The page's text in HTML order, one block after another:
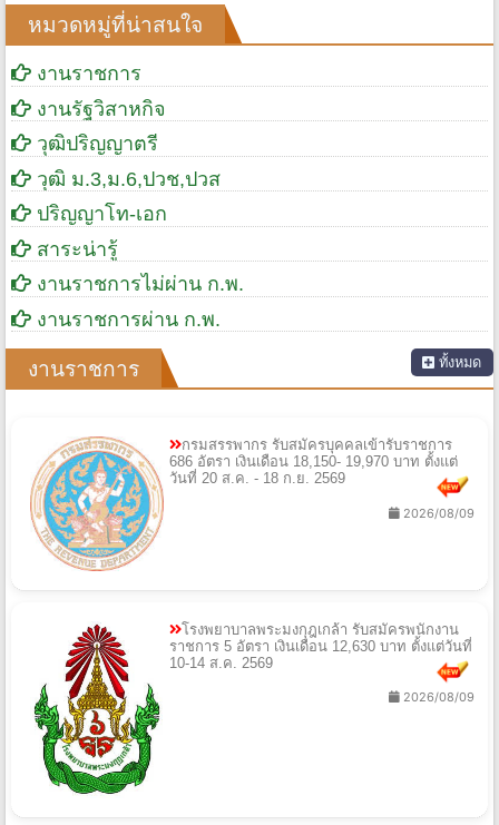
หมวดหมู่ที่น่าสนใจ
งานราชการ
งานรัฐวิสาหกิจ
วุฒิปริญญาตรี
วุฒิ ม.3,ม.6,ปวช,ปวส
ปริญญาโท-เอก
สาระน่ารู้
งานราชการไม่ผ่าน ก.พ.
งานราชการผ่าน ก.พ.
งานราชการ ทั้งหมด
กรมสรรพากร รับสมัครบุคคลเข้ารับราชการ
686 อัตรา เงินเดือน 18,150- 19,970 บาท ตั้งแต่
วันที่ 20 ส.ค. - 18 ก.ย. 2569
2026/08/09
โรงพยาบาลพระมงกุฎเกล้า รับสมัครพนักงาน
ราชการ 5 อัตรา เงินเดือน 12,630 บาท ตั้งแต่วันที่
10-14 ส.ค. 2569
2026/08/09